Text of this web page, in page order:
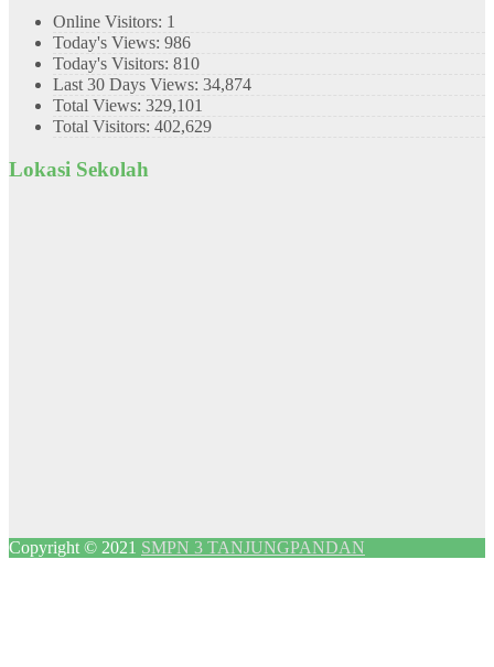
Online Visitors: 1
Today's Views: 986
Today's Visitors: 810
Last 30 Days Views: 34,874
Total Views: 329,101
Total Visitors: 402,629
Lokasi Sekolah
Copyright © 2021 SMPN 3 TANJUNGPANDAN